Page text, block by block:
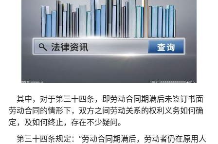
其中，对于第三十四条，即劳动合同期满后未签订书面
劳动合同的情形下，双方之间劳动关系的权利义务如何确
定，及如何终止，存在不少疑问。
第三十四条规定：“劳动合同期满后，劳动者仍在原用人